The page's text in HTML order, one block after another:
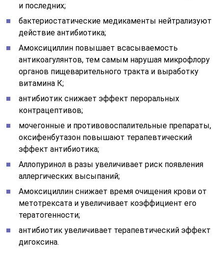
и последних;
бактериостатические медикаменты нейтрализуют
действие антибиотика;
Амоксициллин повышает всасываемость
антикоагулянтов, тем самым нарушая микрофлору
органов пищеварительного тракта и выработку
витамина К;
антибиотик снижает эффект пероральных
контрацептивов;
мочегонные и противовоспалительные препараты,
оксифенбутазон повышают терапевтический
эффект антибиотика;
Аллопуринол в разы увеличивает риск появления
аллергических высыпаний;
Амоксициллин снижает время очищения крови от
метотрексата и увеличивает коэффициент его
тератогенности;
антибиотик увеличивает терапевтический эффект
дигоксина.